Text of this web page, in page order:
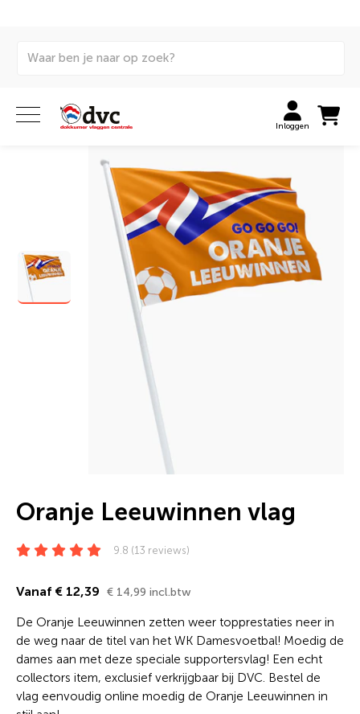
Inloggen
Oranje Leeuwinnen vlag
9.8 (13 reviews)
Vanaf € 12,39 € 14,99 incl.btw
De Oranje Leeuwinnen zetten weer topprestaties neer in
de weg naar de titel van het WK Damesvoetbal! Moedig de
dames aan met deze speciale supportersvlag! Een echt
collectors item, exclusief verkrijgbaar bij DVC. Bestel de
vlag eenvoudig online moedig de Oranje Leeuwinnen in